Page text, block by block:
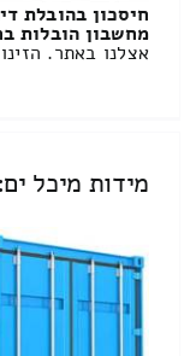
חיסכון בהובלת
מחשבון הובלות
אצלנו באתר.
מידות מיכל